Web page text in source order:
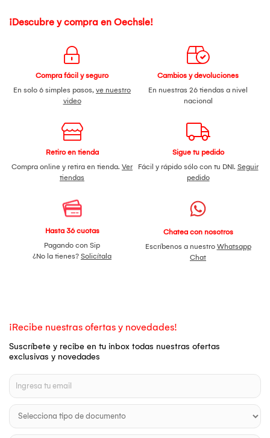
¡Descubre y compra en Oechsle!
Compra fácil y seguro
En solo 6 simples pasos, ve nuestro
video
Cambios y devoluciones
En nuestras 26 tiendas a nivel
nacional
Retiro en tienda
Compra online y retira en tienda. Ver
tiendas
Sigue tu pedido
Fácil y rápido sólo con tu DNI. Seguir
pedido
Hasta 36 cuotas
Pagando con Sip
¿No la tienes? Solicítala
Chatea con nosotros
Escríbenos a nuestro Whatsapp
Chat
¡Recibe nuestras ofertas y novedades!
Suscríbete y recibe en tu inbox todas nuestras ofertas
exclusivas y novedades